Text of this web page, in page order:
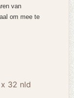
van
om mee te
32 nld